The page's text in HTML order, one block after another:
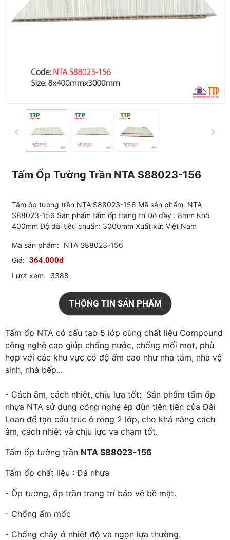
Tấm Ốp Tường Trần NTA S88023-156
Tấm ốp tường trần NTA S88023-156 Mã sản phẩm: NTA
S88023-156 Sản phẩm tấm ốp trang trí Độ dầy : 8mm Khổ
400mm Độ dài tiêu chuẩn: 3000mm Xuất xứ: Việt Nam
Mã sản phẩm:
NTA S88023-156
Giá: 364.000đ
Lượt xem: 3388
THÔNG TIN SẢN PHẨM
Tấm ốp NTA có cấu tạo 5 lớp cùng chất liệu Compound
công nghệ cao giúp chống nước, chống mối mọt, phù
hợp với các khu vực có độ ẩm cao như nhà tắm, nhà vệ
sinh, nhà bếp...
- Cách âm, cách nhiệt, chịu lựa tốt: Sản phẩm tấm ốp
nhựa NTA sử dụng công nghệ ép đùn tiên tiến của Đài
Loan để tạo cấu trúc ô rỗng 2 lớp, cho khả năng cách
âm, cách nhiệt và chịu lực va chạm tốt.
Tấm ốp tường trần NTA S88023-156
Tấm ốp chất liệu : Đá nhựa
- Ốp tường, ốp trần trang trí bảo vệ bề mặt.
- Chống ẩm mốc
- Chống cháy ở nhiệt độ và ngọn lựa thường.